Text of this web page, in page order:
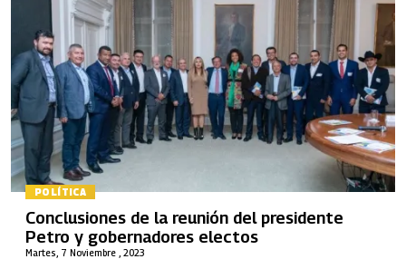
POLÍTICA
Martes, 7 Noviembre , 2023
Conclusiones de la reunión del presidente
Petro y gobernadores electos